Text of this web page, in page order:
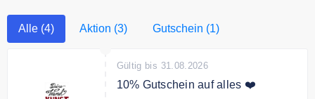
Alle (4) Aktion (3) Gutschein (1)
Gültig bis 31.08.2026
10% Gutschein auf alles ❤️